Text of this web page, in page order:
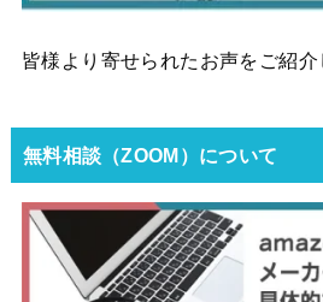
皆様より寄せられたお声をご紹
無料相談（ZOOM）について